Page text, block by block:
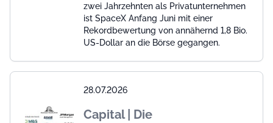
zwei Jahrzehnten als Privatunternehmen
ist SpaceX Anfang Juni mit einer
Rekordbewertung von annähernd 1,8 Bio.
US-Dollar an die Börse gegangen.
28.07.2026
Capital | Die